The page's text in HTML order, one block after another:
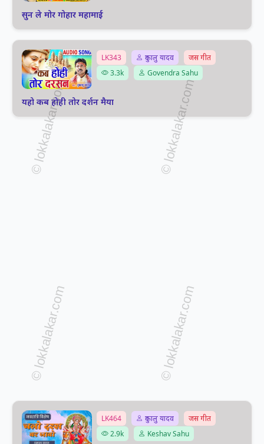
सुन ले मोर गोहार महामाई
LK343 दुकालु यादव
जस गीत
3.3k
Govendra Sahu
यहो कब होही तोर दर्शन मैया
LK464 दुकालु यादव
जस गीत
2.9k
Keshav Sahu